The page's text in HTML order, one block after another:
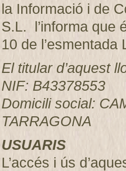
la Informació i de
S.L. l’informa que
10 de
El titular d’aquest
NIF: B43378553
Domicili social:
TARRAGONA
USUARIS
L’accés i ús